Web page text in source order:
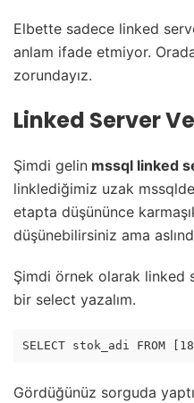
Elbette sadece linked
anlam ifade etmiyor.
zorundayız.
Linked Server
Şimdi gelin mssql linked
linklediğimiz uzak
etapta düşününce
düşünebilirsiniz ama
Şimdi örnek olarak linked
bir select yazalım.
SELECT stok_adi FROM
Gördüğünüz sorguda